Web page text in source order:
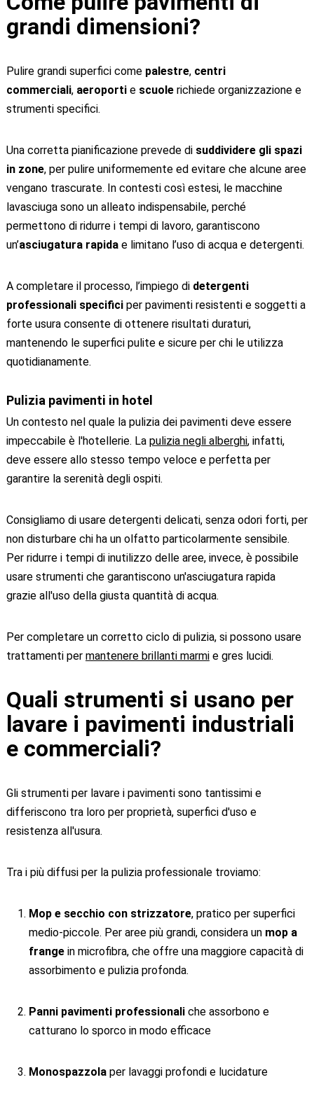
grandi dimensioni?
Pulire grandi superfici come palestre, centri
commerciali, aeroporti e scuole richiede organizzazione e
strumenti specifici.
Una corretta pianificazione prevede di suddividere gli spazi
in zone, per pulire uniformemente ed evitare che alcune aree
vengano trascurate. In contesti così estesi, le macchine
lavasciuga sono un alleato indispensabile, perché
permettono di ridurre i tempi di lavoro, garantiscono
un’asciugatura rapidae limitano l’uso di acqua e detergenti.
A completare il processo, l’impiego di detergenti
professionali specificiper pavimenti resistenti e soggetti a
forte usura consente di ottenere risultati duraturi,
mantenendo le superfici pulite e sicure per chi le utilizza
quotidianamente.
Pulizia pavimenti in hotel
Un contesto nel quale la pulizia dei pavimenti deve essere
impeccabile è l'hotellerie. La pulizia negli alberghi, infatti,
deve essere allo stesso tempo veloce e perfetta per
garantire la serenità degli ospiti.
Consigliamo di usare detergenti delicati, senza odori forti, per
non disturbare chi ha un olfatto particolarmente sensibile.
Per ridurre i tempi di inutilizzo delle aree, invece, è possibile
usare strumenti che garantiscono un'asciugatura rapida
grazie all'uso della giusta quantità di acqua.
Per completare un corretto ciclo di pulizia, si possono usare
trattamenti per mantenere brillanti marmie gres lucidi.
Quali strumenti si usano per
lavare i pavimenti industriali
e commerciali?
Gli strumenti per lavare i pavimenti sono tantissimi e
differiscono tra loro per proprietà, superfici d'uso e
resistenza all'usura.
Tra i più diffusi per la pulizia professionale troviamo:
Mop e secchio con strizzatore, pratico per superfici
medio-piccole. Per aree più grandi, considera un mop a
frangein microfibra, che offre una maggiore capacità di
assorbimento e pulizia profonda.
Panni pavimenti professionali che assorbono e
catturano lo sporco in modo efficace
Monospazzolaper lavaggi profondi e lucidature